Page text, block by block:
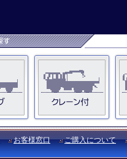
お客様窓口 ご購入について